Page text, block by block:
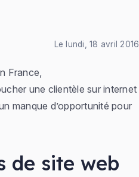
Le lundi, 18 avril 2016
France,
une clientèle sur internet
manque d’opportunité pour
de site web